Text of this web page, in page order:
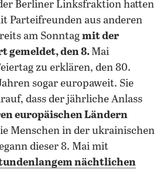
Berliner Linksfraktion hatten
Parteifreunden aus anderen
am Sonntag mit der
gemeldet, den 8. Mai
zu erklären, den 80.
sogar europaweit. Sie
dass der jährliche Anlass
europäischen Ländern
Menschen in der ukrainischen
dieser 8. Mai mit
nächtlichen